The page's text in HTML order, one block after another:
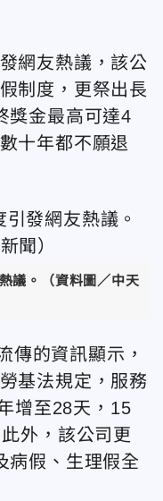
網友熱議，該公
制度，更祭出長
獎金最高可達4
十年都不願退
議。（資料圖／中天
傳的資訊顯示，
基法規定，服務
增至28天，15
外，該公司更
病假、生理假全